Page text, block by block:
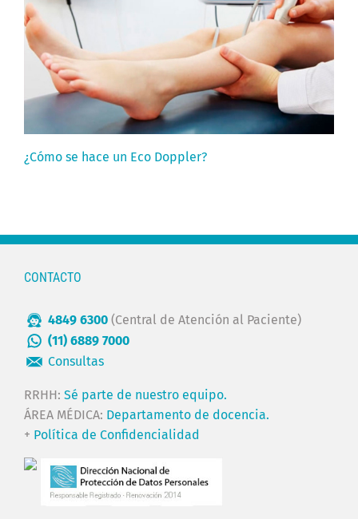
¿Cómo se hace un Eco Doppler?
CONTACTO
4849 6300 (Central de Atención al Paciente)
(11) 6889 7000
Consultas
RRHH: Sé parte de nuestro equipo.
ÁREA MÉDICA: Departamento de docencia.
+ Política de Confidencialidad